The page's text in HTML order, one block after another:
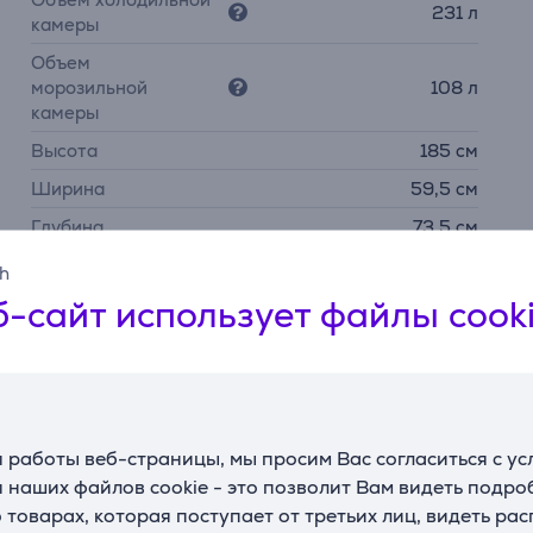
сайт использует файлы
веб-страницы, мы просим Вас согласиться с
наших файлов cookie - это позволит Вам видеть
которая поступает от третьих лиц, видеть
камеры
231 л
Объем
морозильной
камеры
108 л
Высота
185 см
Ширина
59,5 см
Глубина
73,5 см